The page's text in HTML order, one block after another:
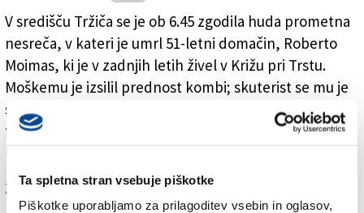
Ta spletna stran vsebuje piškotke
Piškotke uporabljamo za prilagoditev vsebin in oglasov,
Križan s skuterjem v smrt
V središču Tržiča se je ob 6.45 zgodila huda prometna
nesreča, v kateri je umrl 51-letni domačin, Roberto
Moimas, ki je v zadnjih letih živel v Križu pri Trstu.
Moškemu je izsilil prednost kombi; skuterist se mu je
skušal izogniti, vendar ga je vseeno zadel in zatem
trčil še v avtomobil, ki je pripeljal z nasprotne strani.
Za branje in pisanje komentarjevje potrebna prijava